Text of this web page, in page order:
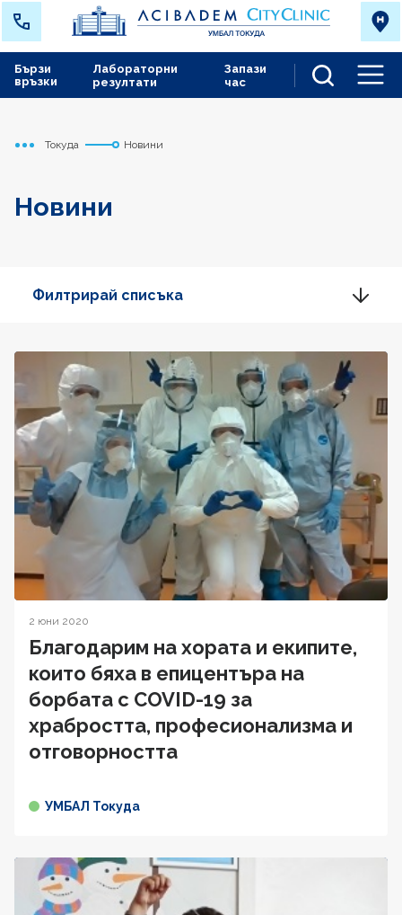
Лабораторни
резултати
Запази
час
Бързи
връзки
Начало
Токуда Новини
Новини
Филтрирай списъка
2 юни 2020
Благодарим на хората и екипите,
които бяха в епицентъра на
борбата с COVID-19 за
храбростта, професионализма и
отговорността
УМБАЛ Токуда